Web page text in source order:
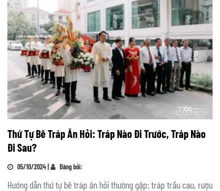
Thứ Tự Bê Tráp Ăn Hỏi: Tráp Nào Đi Trước, Tráp Nào
Đi Sau?
05/10/2024 | Đăng bởi:
Hướng dẫn thứ tự bê tráp ăn hỏi thường gặp: tráp trầu cau, rượu